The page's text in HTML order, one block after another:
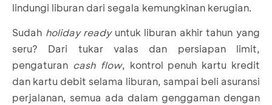
lindungi liburan dari segala kemungkinan kerugian.
Sudah holiday ready untuk liburan akhir tahun yang
seru? Dari tukar valas dan persiapan limit,
pengaturan cash flow, kontrol penuh kartu kredit
dan kartu debit selama liburan, sampai beli asuransi
perjalanan, semua ada dalam genggaman dengan